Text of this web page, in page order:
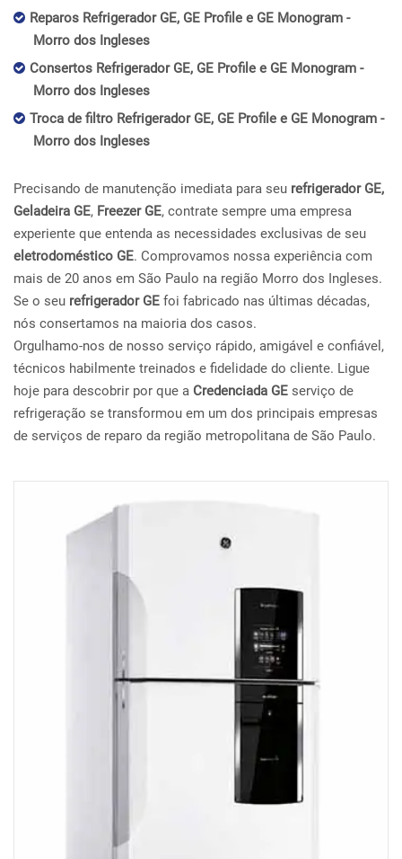
Reparos Refrigerador GE, GE Profile e GE Monogram -
Morro dos Ingleses
Consertos Refrigerador GE, GE Profile e GE Monogram -
Morro dos Ingleses
Troca de filtro Refrigerador GE, GE Profile e GE Monogram -
Morro dos Ingleses
Precisando de manutenção imediata para seu refrigerador GE,
Geladeira GE, Freezer GE, contrate sempre uma empresa
experiente que entenda as necessidades exclusivas de seu
eletrodoméstico GE. Comprovamos nossa experiência com
mais de 20 anos em São Paulo na região Morro dos Ingleses.
Se o seu refrigerador GE foi fabricado nas últimas décadas,
nós consertamos na maioria dos casos.
Orgulhamo-nos de nosso serviço rápido, amigável e confiável,
técnicos habilmente treinados e fidelidade do cliente. Ligue
hoje para descobrir por que a Credenciada GE serviço de
refrigeração se transformou em um dos principais empresas
de serviços de reparo da região metropolitana de São Paulo.